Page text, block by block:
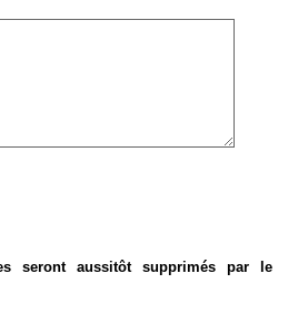
seront aussitôt supprimés par le